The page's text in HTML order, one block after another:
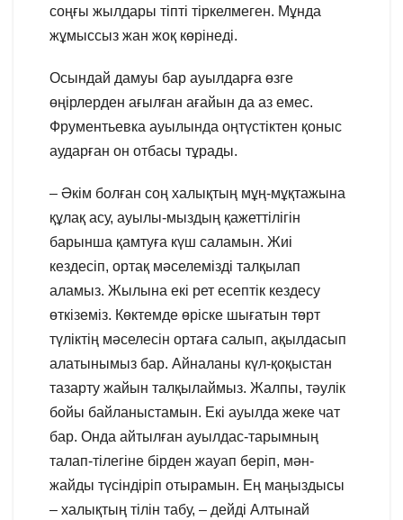
соңғы жылдары тіпті тіркелмеген. Мұнда
жұмыссыз жан жоқ көрінеді.
Осындай дамуы бар ауылдарға өзге
өңірлерден ағылған ағайын да аз емес.
Фрументьевка ауылында оңтүстіктен қоныс
аударған он отбасы тұрады.
– Әкім болған соң халықтың мұң-мұқтажына
құлақ асу, ауылы-мыздың қажеттілігін
барынша қамтуға күш саламын. Жиі
кездесіп, ортақ мәселемізді талқылап
аламыз. Жылына екі рет есептік кездесу
өткіземіз. Көктемде өріске шығатын төрт
түліктің мәселесін ортаға салып, ақылдасып
алатынымыз бар. Айналаны күл-қоқыстан
тазарту жайын талқылаймыз. Жалпы, тәулік
бойы байланыстамын. Екі ауылда жеке чат
бар. Онда айтылған ауылдас-тарымның
талап-тілегіне бірден жауап беріп, мән-
жайды түсіндіріп отырамын. Ең маңыздысы
– халықтың тілін табу, – дейді Алтынай